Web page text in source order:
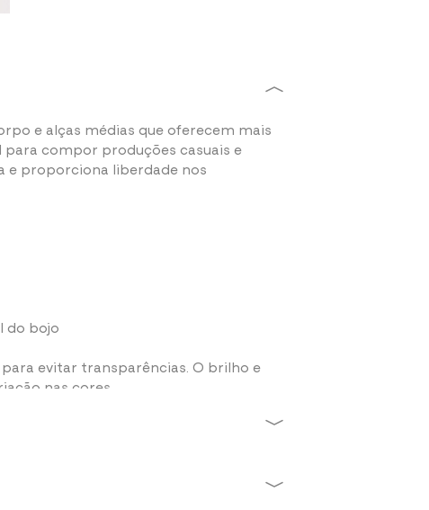
e alças médias que oferecem mais
compor produções casuais e
e proporciona liberdade nos
do bojo
evitar transparências. O brilho e
nas cores.
Equilíbrio ideal entre